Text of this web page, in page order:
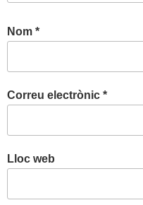
Nom *
Correu electrònic *
Lloc web